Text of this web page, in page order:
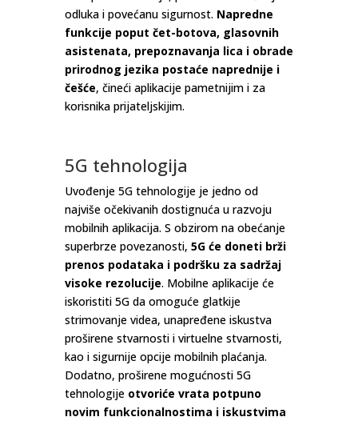
odluka i povećanu sigurnost. Napredne
funkcije poput čet-botova, glasovnih
asistenata, prepoznavanja lica i obrade
prirodnog jezika postaće naprednije i
češće, čineći aplikacije pametnijim i za
korisnika prijateljskijim.
5G tehnologija
Uvođenje 5G tehnologije je jedno od
najviše očekivanih dostignuća u razvoju
mobilnih aplikacija. S obzirom na obećanje
superbrze povezanosti, 5G će doneti brži
prenos podataka i podršku za sadržaj
visoke rezolucije. Mobilne aplikacije će
iskoristiti 5G da omoguće glatkije
strimovanje videa, unapređene iskustva
proširene stvarnosti i virtuelne stvarnosti,
kao i sigurnije opcije mobilnih plaćanja.
Dodatno, proširene mogućnosti 5G
tehnologije otvoriće vrata potpuno
novim funkcionalnostima i iskustvima